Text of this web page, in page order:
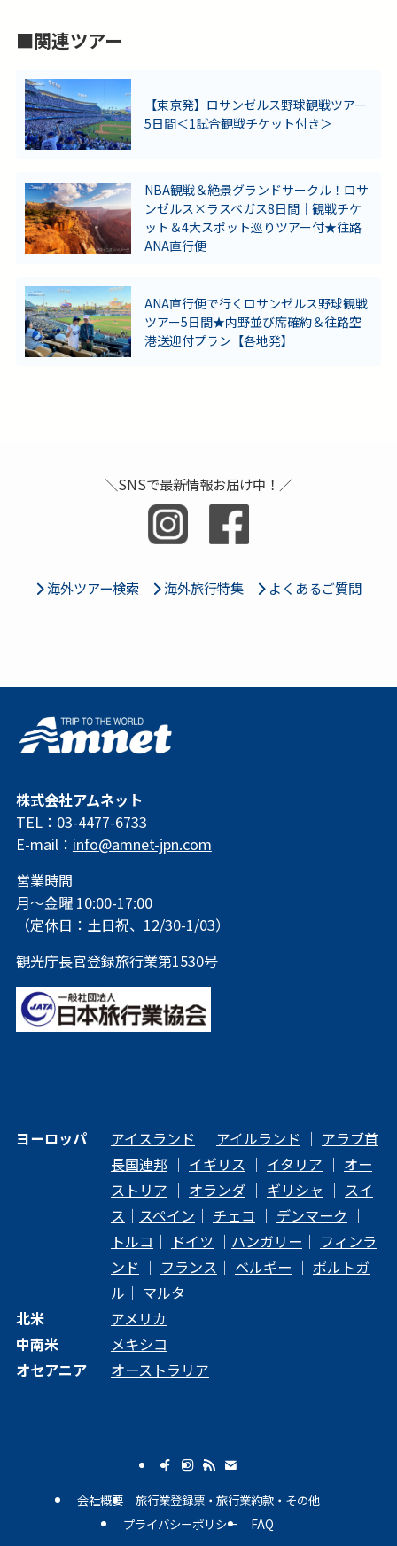
■関連ツアー
【東京発】ロサンゼルス野球観戦ツアー
5日間＜1試合観戦チケット付き＞
NBA観戦＆絶景グランドサークル！ロサ
ンゼルス×ラスベガス8日間｜観戦チケ
ット＆4大スポット巡りツアー付★往路
ANA直行便
ANA直行便で行くロサンゼルス野球観戦
ツアー5日間★内野並び席確約＆往路空
港送迎付プラン【各地発】
＼SNSで最新情報お届け中！／
海外ツアー検索 海外旅行特集 よくあるご質問
株式会社アムネット
TEL：03-4477-6733
E-mail： info@amnet-jpn.com
営業時間
月～金曜 10:00-17:00
（定休日：土日祝、12/30-1/03）
観光庁長官登録旅行業第1530号
ヨーロッパ アイスランド ｜ アイルランド ｜ アラブ首
長国連邦｜ イギリス ｜ イタリア ｜ オー
ストリア ｜ オランダ｜ ギリシャ ｜ スイ
ス ｜ スペイン ｜ チェコ ｜ デンマーク ｜
トルコ ｜ ドイツ ｜ ハンガリー ｜ フィンラ
ンド ｜ フランス ｜ ベルギー ｜ ポルトガ
ル ｜ マルタ
北米
アメリカ
中南米
メキシコ
オセアニア
オーストラリア
会社概要
旅行業登録票・旅行業約款・その他
プライバシーポリシー
FAQ